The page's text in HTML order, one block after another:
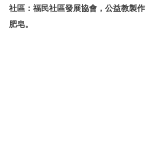
社區：福民社區發展協會，公益教製作
肥皂。